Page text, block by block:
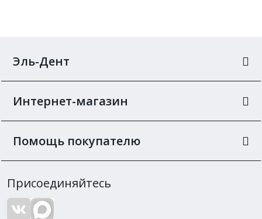
Эль-Дент
Интернет-магазин
Помощь покупателю
Присоединяйтесь